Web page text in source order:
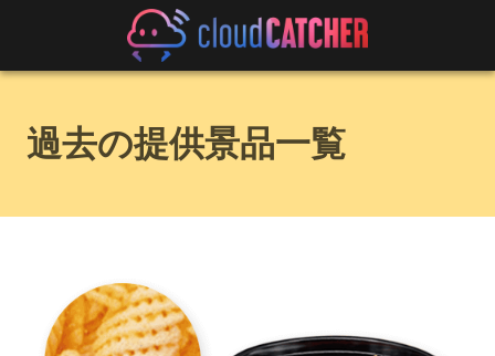
過去の提供景品一覧